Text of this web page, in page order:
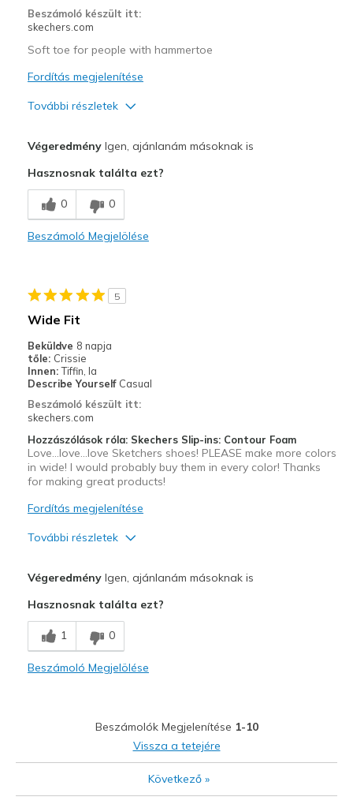
Sizing
Feels true to size
View On Shoes
Shoes are for Wearing
Beszámoló készült itt:
skechers.com
Soft toe for people with hammertoe
Fordítás megjelenítése
További részletek
Breathe Well
Comfortable
Kontra
Legjobb használat
Sizing
Feels true to size
View On Shoes
Shoes are for Wearing
VégeredményIgen, ajánlanám másoknak is
Hasznosnak találta ezt?
0 0
Beszámoló Megjelölése
5
Wide Fit
Beküldve 8 napja
tőle: Crissie
Innen: Tiffin, Ia
Describe Yourself Casual
Beszámoló készült itt:
skechers.com
Hozzászólások róla: Skechers Slip-ins: Contour Foam
Love...love...love Sketchers shoes! PLEASE make more colors
in wide! I would probably buy them in every color! Thanks
for making great products!
Fordítás megjelenítése
További részletek
Comfortable
Durable
Travel
VégeredményIgen, ajánlanám másoknak is
Hasznosnak találta ezt?
1 0
Beszámoló Megjelölése
Beszámolók Megjelenítése 1-10
Vissza a tetejére
Következő»